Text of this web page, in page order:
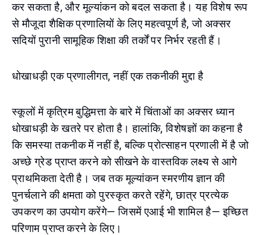
कर सकता है, और मूल्यांकन को बदल सकता है। यह विशेष रूप
से मौजूदा शैक्षिक प्रणालियों के लिए महत्वपूर्ण है, जो अक्सर
सदियों पुरानी सामूहिक शिक्षा की तर्कों पर निर्भर रहती हैं।
धोखाधड़ी एक प्रणालीगत, नहीं एक तकनीकी मुद्दा है
स्कूलों में कृत्रिम बुद्धिमत्ता के बारे में चिंताओं का अक्सर ध्यान
धोखाधड़ी के खतरे पर होता है। हालांकि, विशेषज्ञों का कहना है
कि समस्या तकनीक में नहीं है, बल्कि प्रोत्साहन प्रणाली में है जो
अच्छे ग्रेड प्राप्त करने को सीखने के वास्तविक लक्ष्य से आगे
प्राथमिकता देती है। जब तक मूल्यांकन स्मरणीय ज्ञान की
पुनर्चलाने की क्षमता को पुरस्कृत करते रहेंगे, छात्र प्रत्येक
उपकरण का उपयोग करेंगे— जिसमें एआई भी शामिल है— इच्छित
परिणाम प्राप्त करने के लिए।